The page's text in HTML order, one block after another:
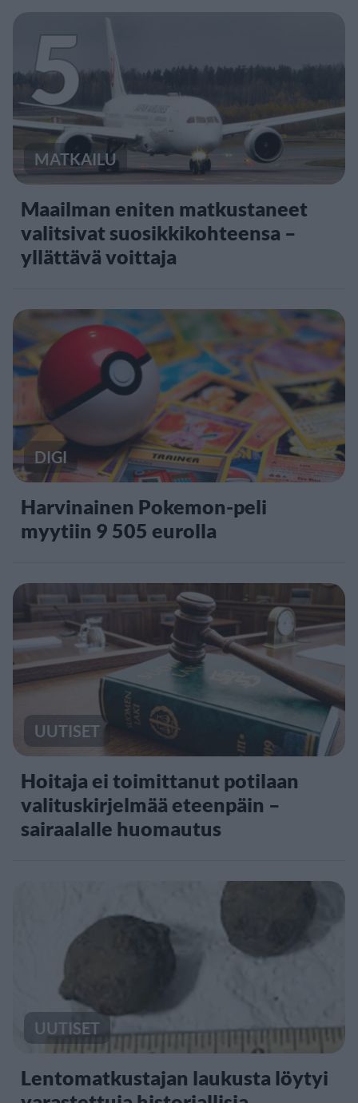
5
MATKAILU
Maailman eniten matkustaneet
valitsivat suosikkikohteensa –
yllättävä voittaja
DIGI
Harvinainen Pokemon-peli
myytiin 9 505 eurolla
UUTISET
Hoitaja ei toimittanut potilaan
valituskirjelmää eteenpäin –
sairaalalle huomautus
UUTISET
Lentomatkustajan laukusta löytyi